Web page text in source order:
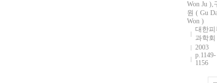
Won Ju ),
원 ( Gu
Won )
대한피
과학회
2003
p.1149-
1156